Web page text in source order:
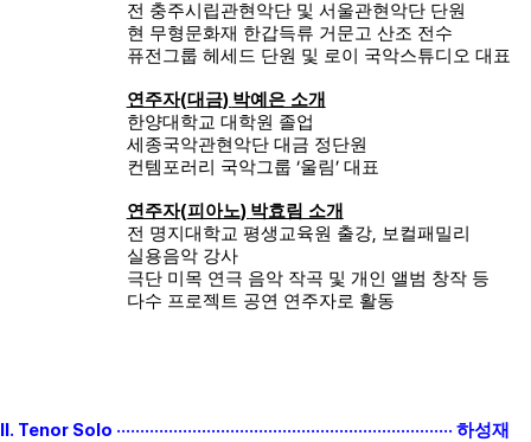
전 충주시립관현악단 및 서울관현악단 단원
현 무형문화재 한갑득류 거문고 산조 전수
퓨전그룹 헤세드 단원 및 로이 국악스튜디오 대표
연주자(대금) 박예은 소개
한양대학교 대학원 졸업
세종국악관현악단 대금 정단원
컨템포러리 국악그룹 ‘울림’ 대표
연주자(피아노) 박효림 소개
전 명지대학교 평생교육원 출강, 보컬패밀리
실용음악 강사
극단 미목 연극 음악 작곡 및 개인 앨범 창작 등
다수 프로젝트 공연 연주자로 활동
II. Tenor Solo ······································································· 하성재